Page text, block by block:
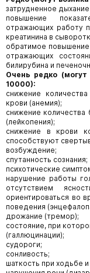
затрудненное
повышение
отражающих работу
креатинина в
обратимое повышение
отражающих
билирубина и
Очень редко (могут
10000):
снижение
крови (анемия);
снижение количества
(лейкопения);
снижение в крови
способствуют
возбуждение;
спутанность сознания;
психотические
нарушение работы
отсутствием
ориентироваться во
поведения
дрожание (тремор);
состояние, при
(галлюцинации);
судороги;
сонливость;
шаткость при ходьбе